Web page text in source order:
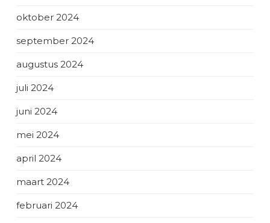
oktober 2024
september 2024
augustus 2024
juli 2024
juni 2024
mei 2024
april 2024
maart 2024
februari 2024